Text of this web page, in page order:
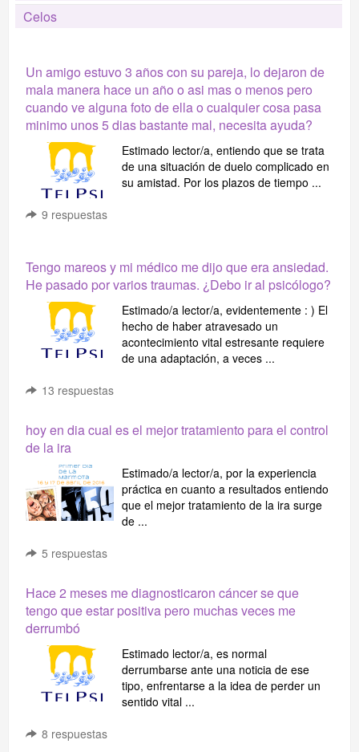
Celos
Un amigo estuvo 3 años con su pareja, lo dejaron de
mala manera hace un año o asi mas o menos pero
cuando ve alguna foto de ella o cualquier cosa pasa
minimo unos 5 dias bastante mal, necesita ayuda?
Estimado lector/a, entiendo que se trata
de una situación de duelo complicado en
su amistad. Por los plazos de tiempo ...
9 respuestas
Tengo mareos y mi médico me dijo que era ansiedad.
He pasado por varios traumas. ¿Debo ir al psicólogo?
Estimado/a lector/a, evidentemente : ) El
hecho de haber atravesado un
acontecimiento vital estresante requiere
de una adaptación, a veces ...
13 respuestas
hoy en dia cual es el mejor tratamiento para el control
de la ira
Estimado/a lector/a, por la experiencia
práctica en cuanto a resultados entiendo
que el mejor tratamiento de la ira surge
de ...
5 respuestas
Hace 2 meses me diagnosticaron cáncer se que
tengo que estar positiva pero muchas veces me
derrumbó
Estimado lector/a, es normal
derrumbarse ante una noticia de ese
tipo, enfrentarse a la idea de perder un
sentido vital ...
8 respuestas